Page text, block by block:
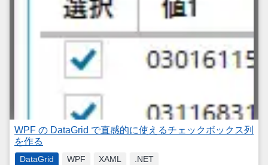
WPF の DataGrid で直感的に使えるチェックボックス列
を作る
DataGrid WPF XAML .NET